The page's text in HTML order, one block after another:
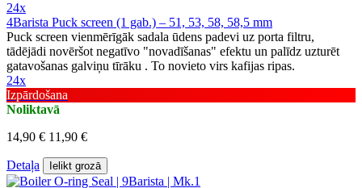
24x
4Barista Puck screen (1 gab.) – 51, 53, 58, 58,5 mm
Puck screen vienmērīgāk sadala ūdens padevi uz porta filtru,
tādējādi novēršot negatīvo "novadīšanas" efektu un palīdz uzturēt
gatavošanas galviņu tīrāku . To novieto virs kafijas ripas.
24x
Izpārdošana
Noliktavā
14,90 € 11,90 €
Detaļa Ielikt grozā